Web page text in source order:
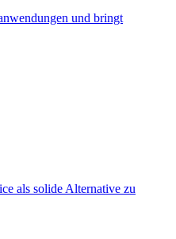
und bringt
als solide Alternative zu